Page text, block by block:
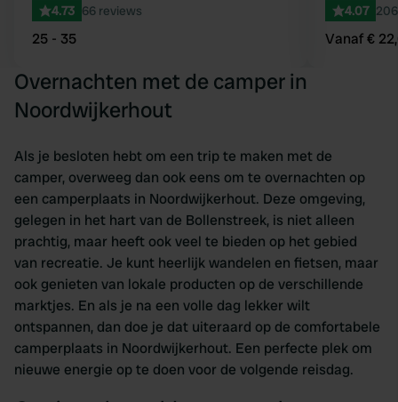
4.73 66 reviews
25 - 35
4.07
Vanaf €
Overnachten met de camper in
Noordwijkerhout
Als je besloten hebt om een trip te maken met de
camper, overweeg dan ook eens om te overnachten op
een camperplaats in Noordwijkerhout. Deze omgeving,
gelegen in het hart van de Bollenstreek, is niet alleen
prachtig, maar heeft ook veel te bieden op het gebied
van recreatie. Je kunt heerlijk wandelen en fietsen, maar
ook genieten van lokale producten op de verschillende
marktjes. En als je na een volle dag lekker wilt
ontspannen, dan doe je dat uiteraard op de comfortabele
camperplaats in Noordwijkerhout. Een perfecte plek om
nieuwe energie op te doen voor de volgende reisdag.